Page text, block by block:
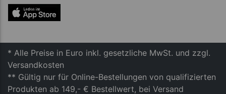
* Alle Preise in Euro inkl. gesetzliche MwSt. und zzgl.
Versandkosten
** Gültig nur für Online-Bestellungen von qualifizierten
Produkten ab 149,- € Bestellwert, bei Versand